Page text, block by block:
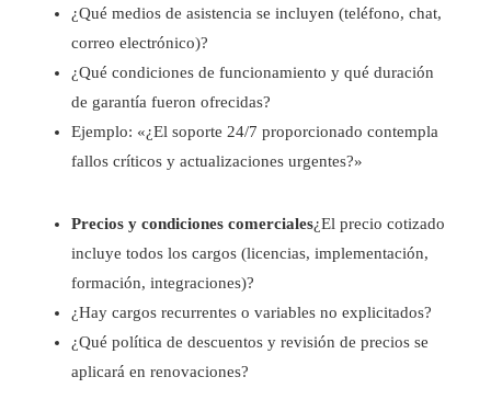
¿Qué medios de asistencia se incluyen (teléfono, chat,
correo electrónico)?
¿Qué condiciones de funcionamiento y qué duración
de garantía fueron ofrecidas?
Ejemplo: «¿El soporte 24/7 proporcionado contempla
fallos críticos y actualizaciones urgentes?»
Precios y condiciones comerciales¿El precio cotizado
incluye todos los cargos (licencias, implementación,
formación, integraciones)?
¿Hay cargos recurrentes o variables no explicitados?
¿Qué política de descuentos y revisión de precios se
aplicará en renovaciones?